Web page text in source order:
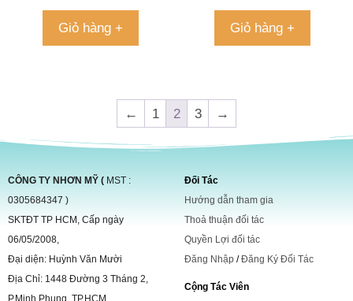
Giỏ hàng + Giỏ hàng +
← 1 2 3 →
CÔNG TY NHƠN MỸ ( MST :
0305684347 )
SKTĐT TP HCM, Cấp ngày
06/05/2008,
Đại diện: Huỳnh Văn Mười
Địa Chỉ: 1448 Đường 3 Tháng 2,
Đối Tác
Hướng dẫn tham gia
Thoả thuận đối tác
Quyền Lợi đối tác
Đăng Nhập /Đăng Ký Đối Tác
Cộng Tác Viên